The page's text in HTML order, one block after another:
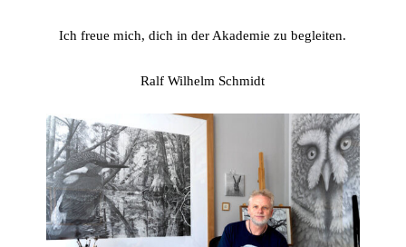
Ich freue mich, dich in der Akademie zu begleiten.
Ralf Wilhelm Schmidt